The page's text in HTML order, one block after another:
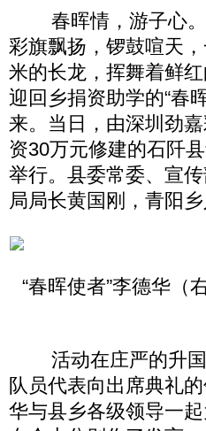
春晖情，游子心。4
彩旗飘扬，锣鼓喧天
米的长龙，挥舞着鲜
迎回乡捐资助学的“春
来。当日，由深圳劲
资30万元修建的石阡
举行。县委常委、宣
局局长黄国刚，青阳
“春晖使者”李德华（
活动在庄严的升国
队员代表向出席典礼
华与县乡各级领导一